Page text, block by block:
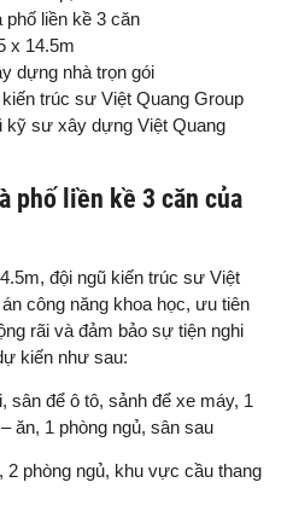
liền kề 3 căn
x 14.5m
dựng nhà trọn gói
trúc sư Việt Quang Group
sư xây dựng Việt Quang
phố liền kề 3 căn của
đội ngũ kiến trúc sư Việt
công năng khoa học, ưu tiên
rãi và đảm bảo sự tiện nghi
kiến như sau:
để ô tô, sảnh để xe máy, 1
ăn, 1 phòng ngủ, sân sau
2 phòng ngủ, khu vực cầu thang